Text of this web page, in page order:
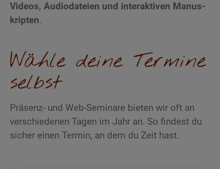
Videos, Audiodateien und interaktiven Manus­
kripten.
Wähle deine Termine
selbst
Präsenz- und Web-Seminare bieten wir oft an
verschiedenen Tagen im Jahr an. So findest du
sicher einen Termin, an dem du Zeit hast.